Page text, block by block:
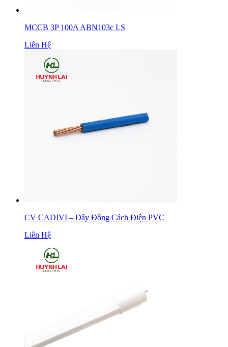
MCCB 3P 100A ABN103c LS
Liên Hệ
CV CADIVI – Dây Đồng Cách Điện PVC
Liên Hệ